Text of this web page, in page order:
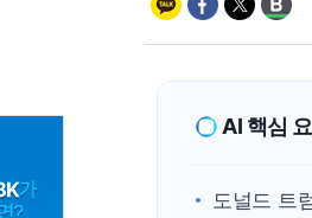
AI 핵심
도널드 트